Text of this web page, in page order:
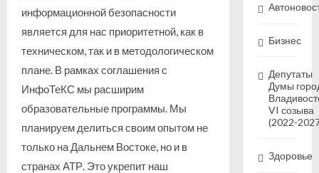
информационной безопасности
является для нас приоритетной, как в
техническом, так и в методологическом
плане. В рамках соглашения с
ИнфоТеКС мы расширим
образовательные программы. Мы
планируем делиться своим опытом не
только на Дальнем Востоке, но и в
странах АТР. Это укрепит наш
Бизнес
Депутаты
Думы
VI созыва
(2022-
Здоровье